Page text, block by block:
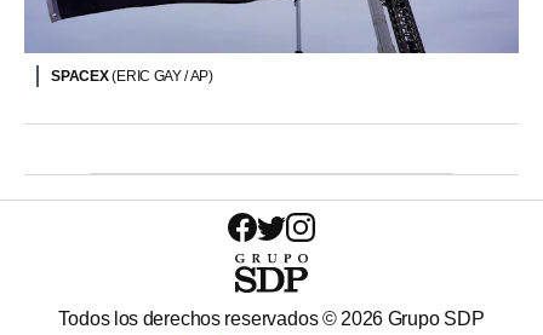
SPACEX(ERIC GAY / AP)
Todos los derechos reservados ©2026 Grupo SDP